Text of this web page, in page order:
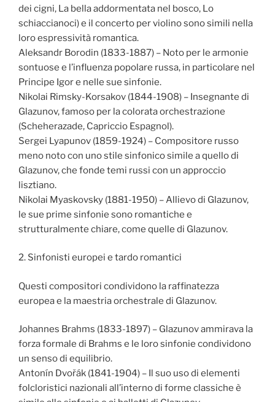
dei cigni, La bella addormentata nel bosco, Lo
schiaccianoci) e il concerto per violino sono simili nella
loro espressività romantica.
Aleksandr Borodin (1833-1887) – Noto per le armonie
sontuose e l’influenza popolare russa, in particolare nel
Principe Igor e nelle sue sinfonie.
Nikolai Rimsky-Korsakov (1844-1908) – Insegnante di
Glazunov, famoso per la colorata orchestrazione
(Scheherazade, Capriccio Espagnol).
Sergei Lyapunov (1859-1924) – Compositore russo
meno noto con uno stile sinfonico simile a quello di
Glazunov, che fonde temi russi con un approccio
lisztiano.
Nikolai Myaskovsky (1881-1950) – Allievo di Glazunov,
le sue prime sinfonie sono romantiche e
strutturalmente chiare, come quelle di Glazunov.
2. Sinfonisti europei e tardo romantici
Questi compositori condividono la raffinatezza
europea e la maestria orchestrale di Glazunov.
Johannes Brahms (1833-1897) – Glazunov ammirava la
forza formale di Brahms e le loro sinfonie condividono
un senso di equilibrio.
Antonín Dvořák (1841-1904) – Il suo uso di elementi
folcloristici nazionali all’interno di forme classiche è